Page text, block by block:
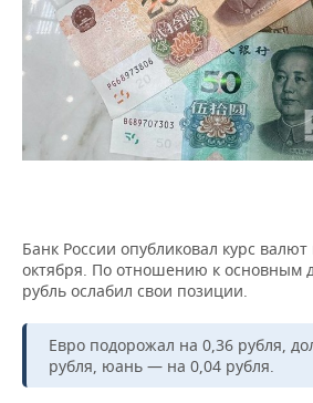
НЕФТЬ
ЭНЕРГЕТИКА
РОЗНИЧНАЯ ТОРГОВЛЯ
ТРАНСПОРТ
УСЛУГИ
НОВОСТИ ТЕХНОЛОГИЙ
МЕДИА
МЕРОПРИЯТИЯ
НОВОСТИ МЕРОПРИЯТИЙ
ВЫЕЗДНАЯ РЕДАКЦИЯ
ОТКРЫТАЯ ЛЕКЦИЯ
СПОРТ
НОВОСТИ СПОРТА
БАСКЕТБОЛ
ВОЛЕЙБОЛ
КИБЕРСПОРТ
ОБЩЕСТВО
ИНФРАСТРУКТУРА
ИСТОРИЯ
КУЛЬТУРА
СПРАВОЧНИК
СПИСОК ПЕРСОН
СПИСОК КОМПАНИЙ
ПОЛНАЯ ВЕРСИЯ
Банк России опубликовал курс
октября. По отношению к
рубль ослабил свои позиции.
Евро подорожал на 0,36 рубля,
рубля, юань — на 0,04 рубля.